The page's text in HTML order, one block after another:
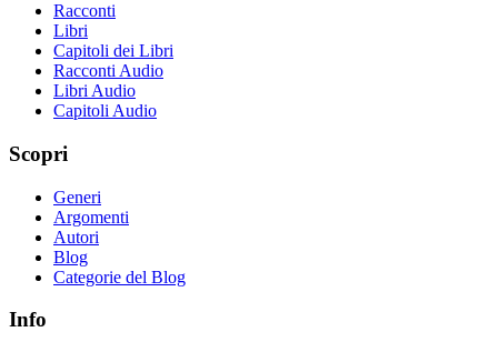
Racconti
Libri
Capitoli dei Libri
Racconti Audio
Libri Audio
Capitoli Audio
Scopri
Generi
Argomenti
Autori
Blog
Categorie del Blog
Info